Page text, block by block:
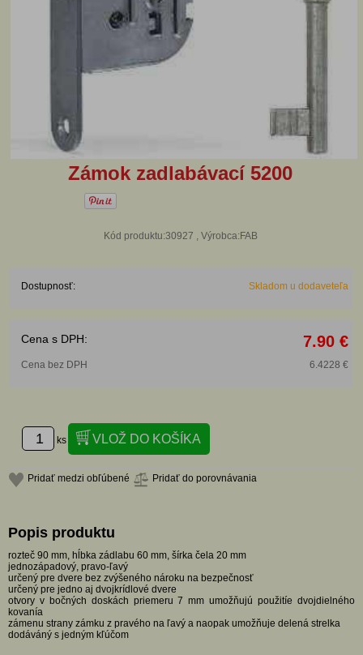
Zámok zadlabávací 5200
Kód produktu:30927 , Výrobca:FAB
Dostupnosť: Skladom u dodaveteľa
Cena s DPH: 7.90 €
Cena bez DPH 6.4228 €
ks
Pridať medzi obľúbené Pridať do porovnávania
Popis produktu
rozteč 90 mm, hĺbka zádlabu 60 mm, šírka čela 20 mm
jednozápadový, pravo-ľavý
určený pre dvere bez zvýšeného nároku na bezpečnosť
určený pre jedno aj dvojkrídlové dvere
otvory v bočných doskách priemeru 7 mm umožňujú použitíe dvojdielného
kovanía
zámenu strany zámku z pravého na ľavý a naopak umožňuje delená strelka
dodáváný s jedným kľúčom